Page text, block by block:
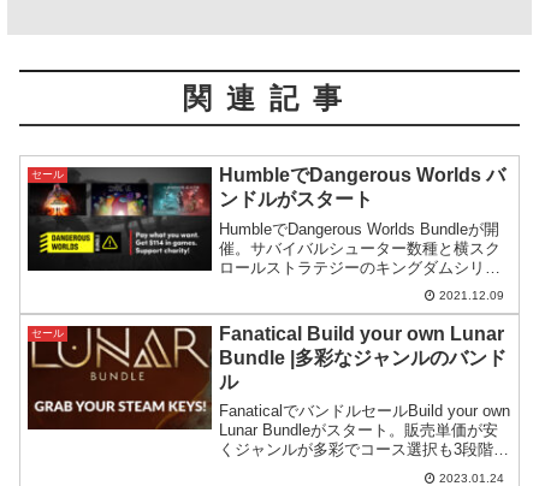
関連記事
セール
HumbleでDangerous Worlds バ
ンドルがスタート
HumbleでDangerous Worlds Bundleが開
催。サバイバルシューター数種と横スク
ロールストラテジーのキングダムシリー
ズを中心にした構成となっています。
Steamで評価の高いゲームが集められて
いるのが特徴です。
2021.12.09
セール
Fanatical Build your own Lunar
Bundle |多彩なジャンルのバンド
ル
FanaticalでバンドルセールBuild your own
Lunar Bundleがスタート。販売単価が安
くジャンルが多彩でコース選択も3段階あ
るため、自分の欲しい物だけに絞って買
2023.01.24